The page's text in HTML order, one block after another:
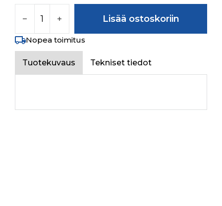
Lisää ostoskoriin
Nopea toimitus
Tuotekuvaus Tekniset tiedot